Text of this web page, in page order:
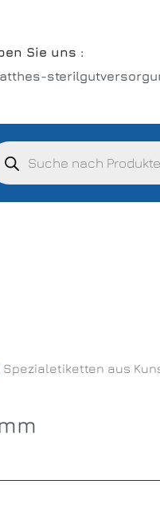
Sie uns :
Spezialetiketten aus